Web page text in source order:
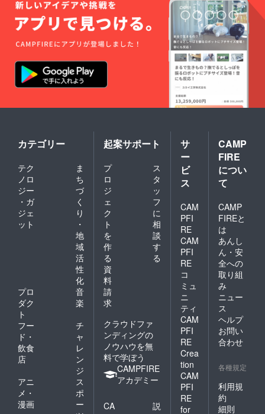
カテゴリー
テク
ノロ
ジー
・ガ
ジェ
ット
ま
ち
づ
く
り
・
地
域
活
性
化
プロ
ダク
ト
音
楽
フー
ド・
飲食
店
チ
ャ
レ
ン
ジ
アニ
メ・
漫画
ス
ポ
ー
起案サポート
プ
ロ
ジ
ェ
ク
ト
を
作
る
ス
タ
ッ
フ
に
相
談
す
る
資
料
請
求
クラウドファ
ンディングの
ノウハウを無
料で学ぼう
CAMPFIRE
アカデミー
CA
説
サ
ー
ビ
ス
CAM
PFI
RE
CAM
PFI
RE
コ
ミュ
ニ
ティ
CAM
PFI
RE
Crea
tion
CAM
PFI
RE
for
CAMP
FIRE
につい
て
CAMP
FIREと
は
あんし
ん・安
全への
取り組
み
ニュー
ス
ヘルプ
お問い
合わせ
各種規定
利用規
約
細則